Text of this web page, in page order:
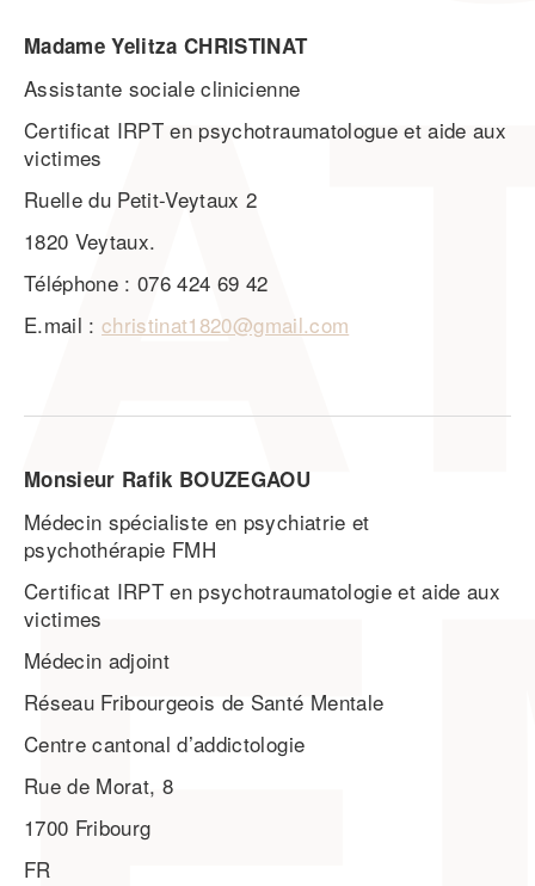
Madame Yelitza CHRISTINAT
Assistante sociale clinicienne
Certificat IRPT en psychotraumatologue et aide aux
victimes
Ruelle du Petit-Veytaux 2
1820 Veytaux.
Téléphone : 076 424 69 42
E.mail :christinat1820@gmail.com
Monsieur Rafik BOUZEGAOU
Médecin spécialiste en psychiatrie et
psychothérapie FMH
Certificat IRPT en psychotraumatologie et aide aux
victimes
Médecin adjoint
Réseau Fribourgeois de Santé Mentale
Centre cantonal d’addictologie
Rue de Morat, 8
1700 Fribourg
FR